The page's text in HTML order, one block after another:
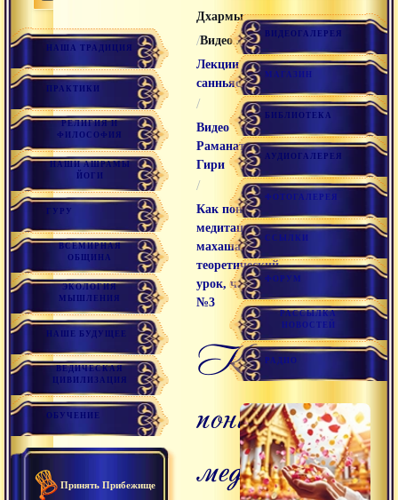
НАША ТРАДИЦИЯ
ПРАКТИКИ
РЕЛИГИЯ И
ФИЛОСОФИЯ
НАШИ АШРАМЫ
ЙОГИ
ГУРУ
ВСЕМИРНАЯ
ОБЩИНА
ЭКОЛОГИЯ
МЫШЛЕНИЯ
НАШЕ БУДУЩЕЕ
ВЕДИЧЕСКАЯ
ЦИВИЛИЗАЦИЯ
ОБУЧЕНИЕ
Принять Прибежище
Дхармы
/Видео лекции/
Лекции
санньяси
/
Видео
Раманатха
Гири
/
Как понимать
медитацию
махашанти,
теоретический
урок, часть
№3
как
понимать
медитацию
ВИДЕОГАЛЕРЕЯ
МАГАЗИН
БИБЛИОТЕКА
АУДИОГАЛЕРЕЯ
ФОТОГАЛЕРЕЯ
ССЫЛКИ
ФОРУМ
РАССЫЛКА
НОВОСТЕЙ
РАДИО